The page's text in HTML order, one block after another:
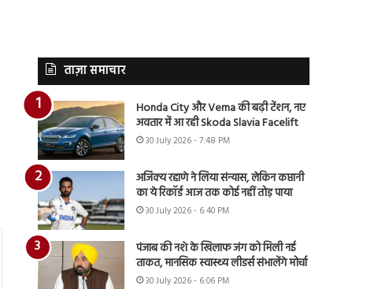
ताज़ा समाचार
Honda City और Verna की बढ़ी टेंशन, नए
अवतार में आ रही Skoda Slavia Facelift
30 July 2026 - 7:48 PM
अजिंक्य रहाणे ने लिया संन्यास, लेकिन कप्तानी
का ये रिकॉर्ड आज तक कोई नहीं तोड़ पाया
30 July 2026 - 6:40 PM
पंजाब की नशे के खिलाफ जंग को मिली नई
ताकत, मानसिक स्वास्थ्य लीडर्स संभालेंगे मोर्चा
30 July 2026 - 6:06 PM